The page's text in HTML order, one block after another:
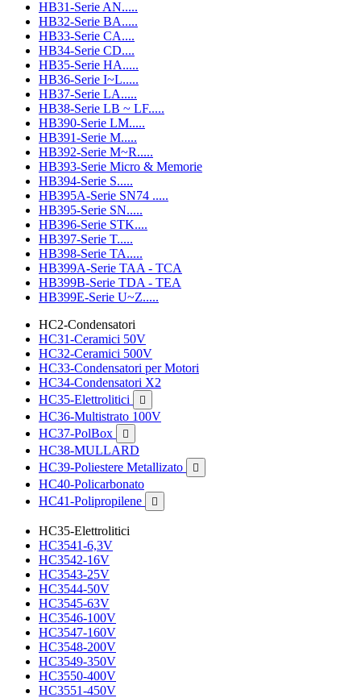
HB31-Serie AN.....
HB32-Serie BA.....
HB33-Serie CA....
HB34-Serie CD....
HB35-Serie HA.....
HB36-Serie I~L.....
HB37-Serie LA.....
HB38-Serie LB ~ LF.....
HB390-Serie LM.....
HB391-Serie M.....
HB392-Serie M~R.....
HB393-Serie Micro & Memorie
HB394-Serie S.....
HB395A-Serie SN74 .....
HB395-Serie SN.....
HB396-Serie STK....
HB397-Serie T.....
HB398-Serie TA.....
HB399A-Serie TAA - TCA
HB399B-Serie TDA - TEA
HB399E-Serie U~Z.....
HC2-Condensatori
HC31-Ceramici 50V
HC32-Ceramici 500V
HC33-Condensatori per Motori
HC34-Condensatori X2
HC35-Elettrolitici

HC36-Multistrato 100V
HC37-PolBox

HC38-MULLARD
HC39-Poliestere Metallizato

HC40-Policarbonato
HC41-Polipropilene

HC35-Elettrolitici
HC3541-6,3V
HC3542-16V
HC3543-25V
HC3544-50V
HC3545-63V
HC3546-100V
HC3547-160V
HC3548-200V
HC3549-350V
HC3550-400V
HC3551-450V